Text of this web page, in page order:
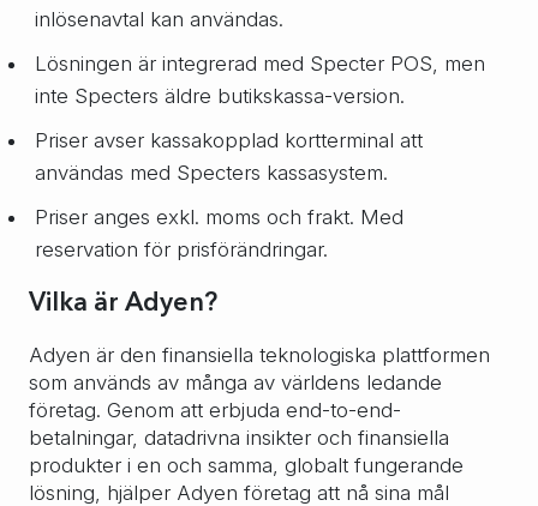
inlösenavtal kan användas.
Lösningen är integrerad med Specter POS, men
inte Specters äldre butikskassa-version.
Priser avser kassakopplad kortterminal att
användas med Specters kassasystem.
Priser anges exkl. moms och frakt. Med
reservation för prisförändringar.
Vilka är Adyen?
Adyen är den finansiella teknologiska plattformen
som används av många av världens ledande
företag. Genom att erbjuda end-to-end-
betalningar, datadrivna insikter och finansiella
produkter i en och samma, globalt fungerande
lösning, hjälper Adyen företag att nå sina mål